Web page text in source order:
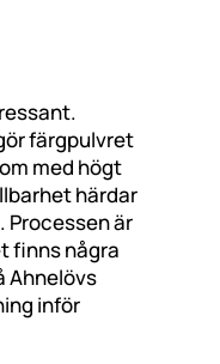
färgpulvret
med högt
härdar
Processen är
finns några
Ahnelövs
inför